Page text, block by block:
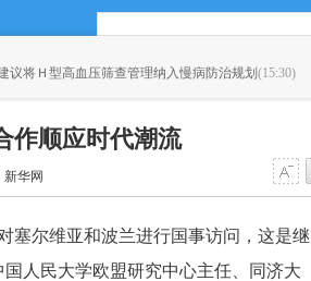
议将Ｈ型高血压筛查管理纳入慢病防治规划 (15:30)
作顺应时代潮流
新华网
塞尔维亚和波兰进行国事访问，这是继
人民大学欧盟研究中心主任、同济大